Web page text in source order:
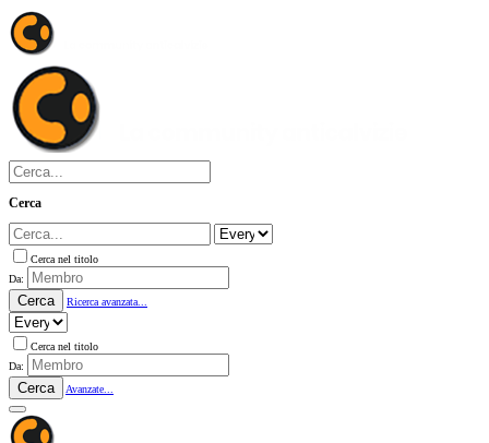
Cerca
Cerca nel titolo
Da:
Cerca Ricerca avanzata...
Cerca nel titolo
Da:
Cerca Avanzate...